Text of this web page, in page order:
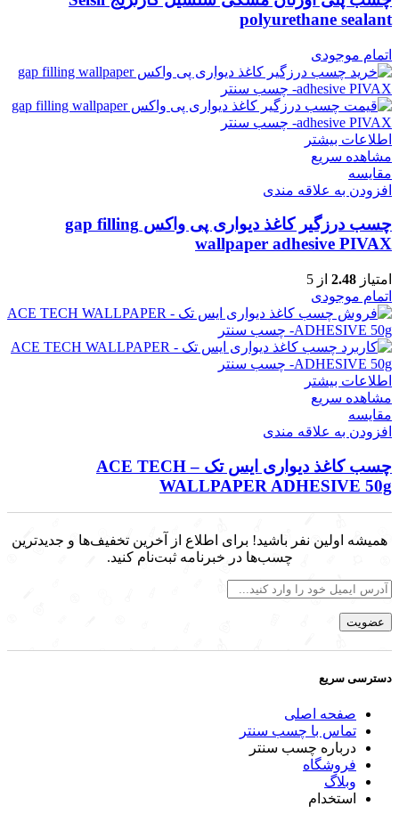
polyurethane sealant
اتمام موجودی
اطلاعات بیشتر
مشاهده سریع
مقایسه
افزودن به علاقه مندی
چسب درزگیر کاغذ دیواری پی واکس gap filling
wallpaper adhesive PIVAX
امتیاز 2.48 از 5
اتمام موجودی
اطلاعات بیشتر
مشاهده سریع
مقایسه
افزودن به علاقه مندی
چسب کاغذ دیواری ایس تک – ACE TECH
WALLPAPER ADHESIVE 50g
همیشه اولین نفر باشید! برای اطلاع از آخرین تخفیف‌ها و جدیدترین
چسب‌ها در خبرنامه ثبت‌نام کنید.
دسترسی سریع
صفحه اصلی
تماس با چسب سنتر
درباره چسب سنتر
فروشگاه
وبلاگ
استخدام